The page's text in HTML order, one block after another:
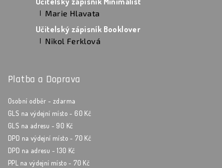
Hodnocení produktu je 5 z 5 hvězdiček.
| Marie Hlavata
Učitelský zápisník Booklover
Hodnocení produktu je 5 z 5 hvězdiček.
| Nikol Ferklová
Platba a Doprava
Osobní odběr - zdarma
GLS na výdejní místo - 60 Kč
GLS na adresu - 90 Kč
DPD na výdejní místo - 70 Kč
DPD na adresu - 130 Kč
PPL na výdejní místo - 70 Kč